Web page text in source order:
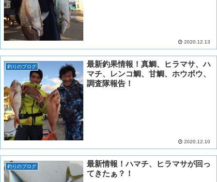
2020.12.13
釣りのブログ
最新釣果情報！真鯛、ヒラマサ、ハ
マチ、レンコ鯛、甘鯛、ホウボウ、
調査隊報告！
2020.12.10
釣りのブログ
最新情報！ハマチ、ヒラマサが回っ
てきたぁ？！